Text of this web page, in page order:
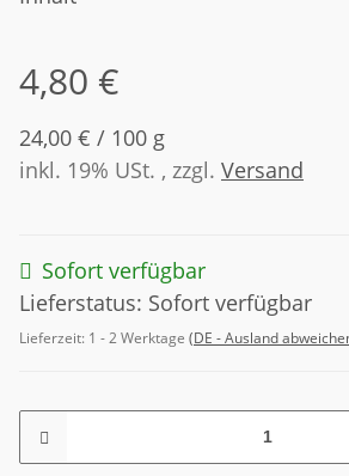
4,80 €
24,00 € / 100 g
inkl. 19% USt. , zzgl. Versand
Sofort verfügbar
Lieferstatus: Sofort verfügbar
Lieferzeit: 1 - 2 Werktage (DE - Ausland